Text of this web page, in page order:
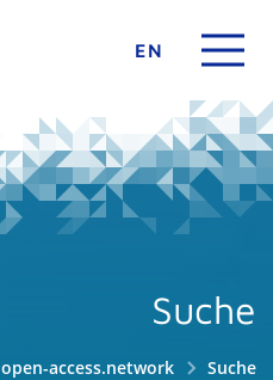
EN
Suche
open-access.network Suche